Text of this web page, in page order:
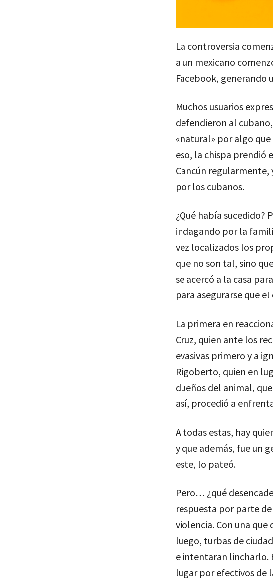
La controversia
a un mexicano
Facebook, generando
Muchos usuarios
defendieron al
«natural» por algo
eso, la chispa prendió
Cancún regularmente,
por los cubanos.
¿Qué había sucedido?
indagando por la
vez localizados los
que no son tal, sino
se acercó a la casa
para asegurarse que
La primera en
Cruz, quien ante los
evasivas primero y a
Rigoberto, quien en
dueños del animal,
así, procedió a
A todas estas, hay
y que además, fue un
este, lo pateó.
Pero… ¿qué
respuesta por parte
violencia. Con una que
luego, turbas de
e intentaran lincharlo.
lugar por efectivos de